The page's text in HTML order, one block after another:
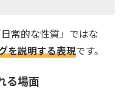
常的な性質」ではな
を説明する表現です。
る場面